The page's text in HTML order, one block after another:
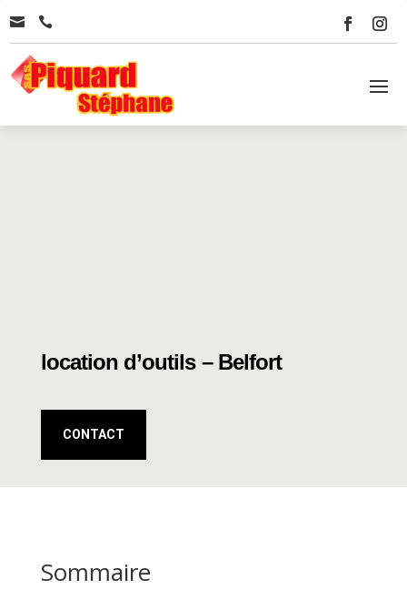
 
location d’outils – Belfort
CONTACT
Sommaire